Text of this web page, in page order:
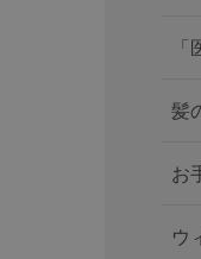
髪
お
ウ